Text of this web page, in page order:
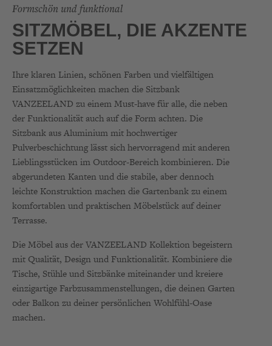
Formschön und funktional
SITZMÖBEL, DIE AKZENTE
SETZEN
Ihre klaren Linien, schönen Farben und vielfältigen
Einsatzmöglichkeiten machen die Sitzbank
VANZEELAND zu einem Must-have für alle, die neben
der Funktionalität auch auf die Form achten. Die
Sitzbank aus Aluminium mit hochwertiger
Pulverbeschichtung lässt sich hervorragend mit anderen
Lieblingsstücken im Outdoor-Bereich kombinieren. Die
abgerundeten Kanten und die stabile, aber dennoch
leichte Konstruktion machen die Gartenbank zu einem
komfortablen und praktischen Möbelstück auf deiner
Terrasse.
Die Möbel aus der VANZEELAND Kollektion begeistern
mit Qualität, Design und Funktionalität. Kombiniere die
Tische, Stühle und Sitzbänke miteinander und kreiere
einzigartige Farbzusammenstellungen, die deinen Garten
oder Balkon zu deiner persönlichen Wohlfühl-Oase
machen.